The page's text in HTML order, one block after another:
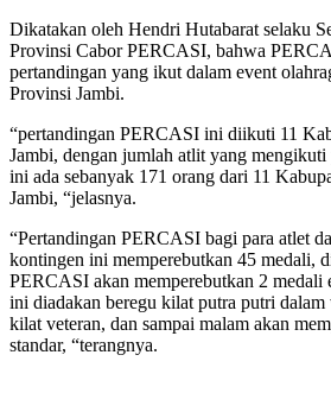
Dikatakan oleh Hendri Hutabarat selaku
Provinsi Cabor PERCASI, bahwa
pertandingan yang ikut dalam event
Provinsi Jambi.
“pertandingan PERCASI ini diikuti 11
Jambi, dengan jumlah atlit yang
ini ada sebanyak 171 orang dari 11
Jambi, “jelasnya.
“Pertandingan PERCASI bagi para atlet
kontingen ini memperebutkan 45 medali,
PERCASI akan memperebutkan 2 medali
ini diadakan beregu kilat putra putri
kilat veteran, dan sampai malam akan
standar, “terangnya.